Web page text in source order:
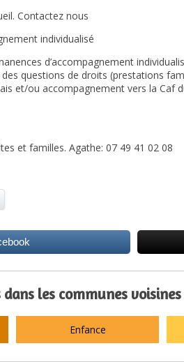
Contactez nous
individualisé
d’accompagnement
questions de droits (prestations
et/ou accompagnement vers la Caf
et familles. Agathe: 07 49 41 02 08
les communes voisines
Enfance